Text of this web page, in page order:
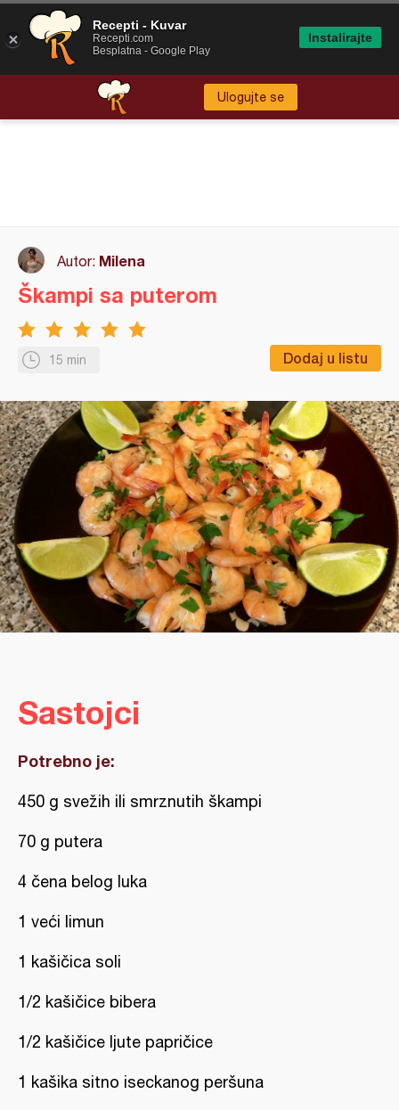
Ulogujte se
Autor: Milena
15 min Dodaj u listu
Škampi sa puterom
Sastojci
Potrebno je:
450 g svežih ili smrznutih škampi
70 g putera
4 čena belog luka
1 veći limun
1 kašičica soli
1/2 kašičice bibera
1/2 kašičice ljute papričice
1 kašika sitno iseckanog peršuna
Recepti - Kuvar
Recepti.com
Besplatna - Google Play
Instalirajte